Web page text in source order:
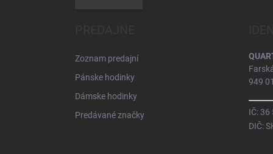
Zoznam predajní
Pánske hodinky
Dámske hodinky
Predávané značky
949
IČ: 36
DIČ: